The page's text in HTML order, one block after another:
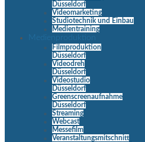
Düsseldorf
Videomarketing
Studiotechnik und Einbau
Medientraining
Medienproduktion
Filmproduktion
Düsseldorf
Videodreh
Düsseldorf
Videostudio
Düsseldorf
Greenscreenaufnahme
Düsseldorf
Streaming
Webcast
Messefilm
Veranstaltungsmitschnitt